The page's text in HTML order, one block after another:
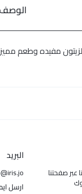
الوصف
مفيده وطعم مميز للتواصل
عبر صفحتنا
البريد
ارسل